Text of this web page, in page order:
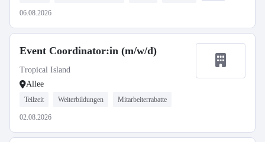
06.08.2026
Event Coordinator:in (m/w/d)
Tropical Island
Allee
Teilzeit Weiterbildungen Mitarbeiterrabatte
02.08.2026